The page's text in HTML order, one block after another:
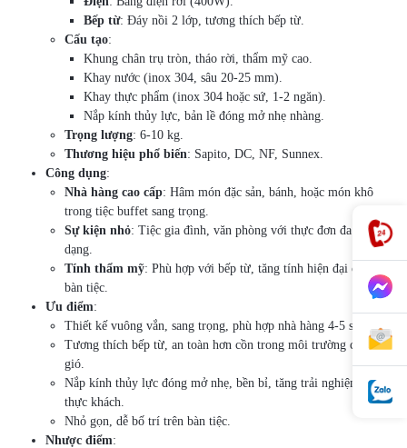
Bếp từ: Đáy nồi 2 lớp, tương thích bếp từ.
Cấu tạo:
Khung chân trụ tròn, tháo rời, thẩm mỹ cao.
Khay nước (inox 304, sâu 20-25 mm).
Khay thực phẩm (inox 304 hoặc sứ, 1-2 ngăn).
Nắp kính thủy lực, bản lề đóng mở nhẹ nhàng.
Trọng lượng: 6-10 kg.
Thương hiệu phổ biến: Sapito, DC, NF, Sunnex.
Công dụng:
Nhà hàng cao cấp: Hâm món đặc sản, bánh, hoặc món khô
trong tiệc buffet sang trọng.
Sự kiện nhỏ: Tiệc gia đình, văn phòng với thực đơn đa
dạng.
Tính thẩm mỹ: Phù hợp với bếp từ, tăng tính hiện đại cho
bàn tiệc.
Ưu điểm:
Thiết kế vuông vắn, sang trọng, phù hợp nhà hàng 4-5 sao.
Tương thích bếp từ, an toàn hơn cồn trong môi trường có
gió.
Nắp kính thủy lực đóng mở nhẹ, bền bỉ, tăng trải nghiệm
thực khách.
Nhỏ gọn, dễ bố trí trên bàn tiệc.
Nhược điểm: